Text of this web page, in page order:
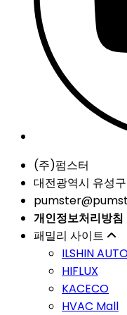
(주)펌스터
대전광역시 유성
개인정보처리방침
패밀리 사이트
ILSHIN
HIFLUX
KACECO
HVAC Mall